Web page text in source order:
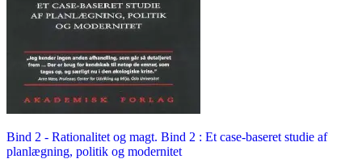
Bind 2 - Rationalitet og magt. Bind 2 : Et case-baseret studie af
planlægning, politik og modernitet